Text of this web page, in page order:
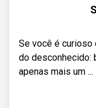
Se você é curioso
do desconhecido:
apenas mais um ...